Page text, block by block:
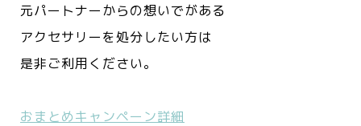
元パートナーからの想いでがある
アクセサリーを処分したい方は
是非ご利用ください。
おまとめキャンペーン詳細